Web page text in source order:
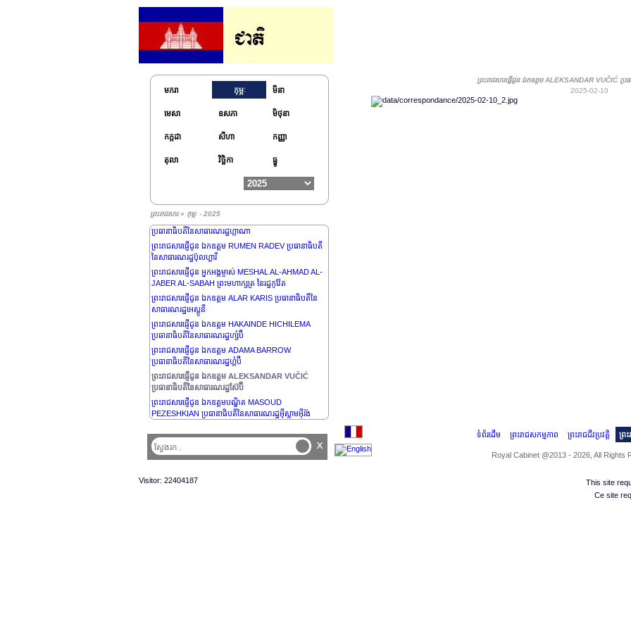
មករា កុម្ភៈ មីនា
មេសា ឧសភា មិថុនា
កក្កដា សីហា កញ្ញា
តុលា វិច្ឆិកា ធ្នូ
ព្រះរាជសារ » កុម្ភៈ - 2025
ព្រះរាជសារផ្ញើជូន ឯកឧត្តម JOHN DRAMANI MAHAMA
ប្រធានាធិបតីនៃសាធារណរដ្ឋហ្កាណា
ព្រះរាជសារផ្ញើជូន ឯកឧត្តម RUMEN RADEV ប្រធានាធិបតី
នៃសាធារណរដ្ឋប៊ុលហ្គារី
ព្រះរាជសារផ្ញើជូន អ្នកអង្គម្ចាស់ MESHAL AL-AHMAD AL-
JABER AL-SABAH ព្រះមហាក្សត្រ នៃរដ្ឋកូវ៉ែត
ព្រះរាជសារផ្ញើជូន ឯកឧត្តម ALAR KARIS ប្រធានាធិបតីនៃ
សាធារណរដ្ឋអេស្តូនី
ព្រះរាជសារផ្ញើជូន ឯកឧត្តម HAKAINDE HICHILEMA
ប្រធានាធិបតីនៃសាធារណរដ្ឋហ្សំប៊ី
ព្រះរាជសារផ្ញើជូន ឯកឧត្តម ADAMA BARROW
ប្រធានាធិបតីនៃសាធារណរដ្ឋហ្គំប៊ី
ព្រះរាជសារផ្ញើជូន ឯកឧត្តម ALEKSANDAR VUČIĆ
ប្រធានាធិបតីនៃសាធារណរដ្ឋស៊ែប៊ី
ព្រះរាជសារផ្ញើជូន ឯកឧត្តមបណ្ឌិត MASOUD
PEZESHKIAN ប្រធានាធិបតីនៃសាធារណរដ្ឋអ៊ីស្លាមអ៊ីរ៉ង់
ព្រះរាជសារផ្ញើជូន ឯកឧត្តម ALEKSANDAR VUČIĆ ប្រ
2025-02-10
x
ទំព័រដើម ព្រះរាជសកម្មភាព ព្រះរាជជីវប្រវត្តិ ព្រះ
Royal Cabinet @2013 - 2026, All Rights
Visitor: 22404187 This site
Ce site